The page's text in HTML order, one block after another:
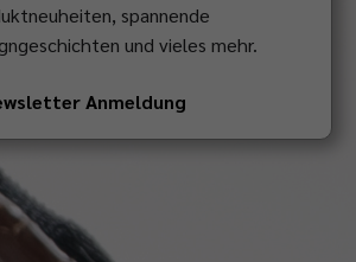
spannende
und vieles mehr.
Anmeldung